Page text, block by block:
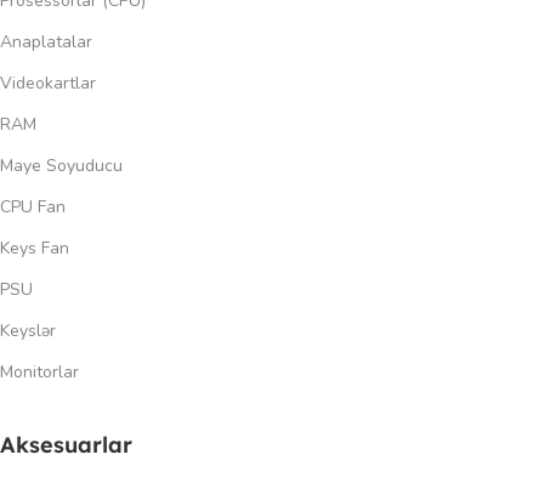
Anaplatalar
Videokartlar
RAM
Maye Soyuducu
CPU Fan
Keys Fan
PSU
Keyslər
Monitorlar
Aksesuarlar